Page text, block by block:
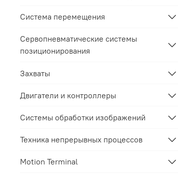
Система перемещения
Сервопневматические системы
позиционирования
Захваты
Двигатели и контроллеры
Системы обработки изображений
Техника непрерывных процессов
Motion Terminal